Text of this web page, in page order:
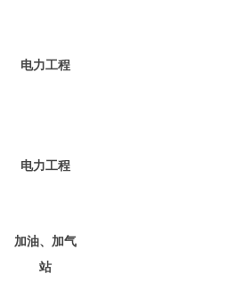
电力工程
电力工程
加油、加气
站